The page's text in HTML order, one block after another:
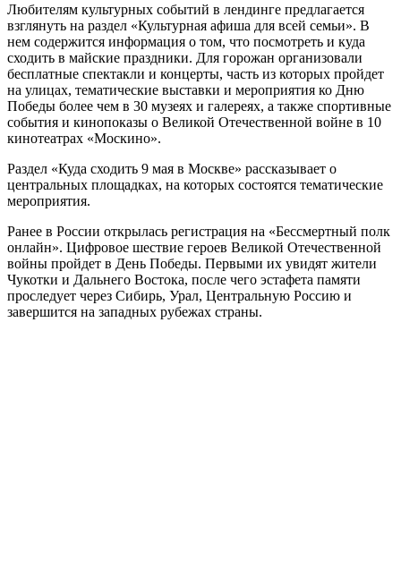
Любителям культурных событий в лендинге предлагается
взглянуть на раздел «Культурная афиша для всей семьи». В
нем содержится информация о том, что посмотреть и куда
сходить в майские праздники. Для горожан организовали
бесплатные спектакли и концерты, часть из которых пройдет
на улицах, тематические выставки и мероприятия ко Дню
Победы более чем в 30 музеях и галереях, а также спортивные
события и кинопоказы о Великой Отечественной войне в 10
кинотеатрах «Москино».
Раздел «Куда сходить 9 мая в Москве» рассказывает о
центральных площадках, на которых состоятся тематические
мероприятия.
Ранее в России открылась регистрация на «Бессмертный полк
онлайн». Цифровое шествие героев Великой Отечественной
войны пройдет в День Победы. Первыми их увидят жители
Чукотки и Дальнего Востока, после чего эстафета памяти
проследует через Сибирь, Урал, Центральную Россию и
завершится на западных рубежах страны.